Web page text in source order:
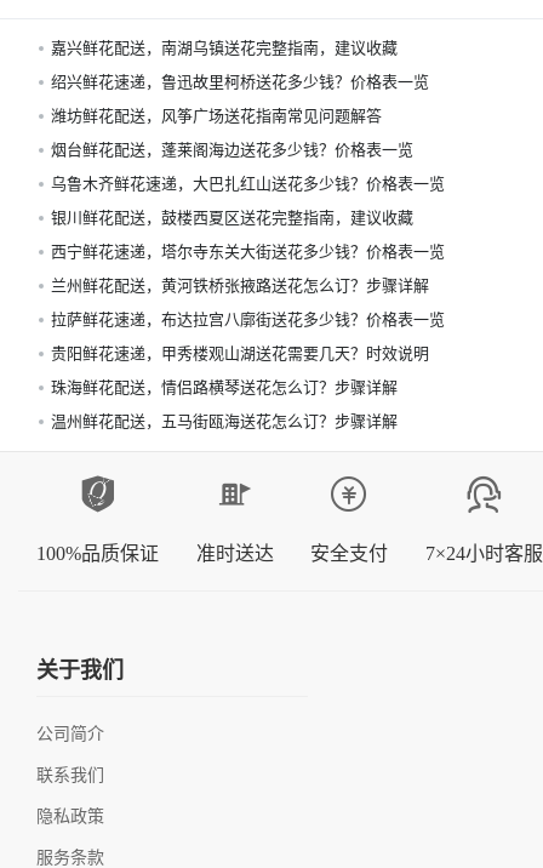
嘉兴鲜花配送，南湖乌镇送花完整指南，建议收藏
绍兴鲜花速递，鲁迅故里柯桥送花多少钱？价格表一览
潍坊鲜花配送，风筝广场送花指南常见问题解答
烟台鲜花配送，蓬莱阁海边送花多少钱？价格表一览
乌鲁木齐鲜花速递，大巴扎红山送花多少钱？价格表一览
银川鲜花配送，鼓楼西夏区送花完整指南，建议收藏
西宁鲜花速递，塔尔寺东关大街送花多少钱？价格表一览
兰州鲜花配送，黄河铁桥张掖路送花怎么订？步骤详解
拉萨鲜花速递，布达拉宫八廓街送花多少钱？价格表一览
贵阳鲜花速递，甲秀楼观山湖送花需要几天？时效说明
珠海鲜花配送，情侣路横琴送花怎么订？步骤详解
温州鲜花配送，五马街瓯海送花怎么订？步骤详解
100%品质保证 准时送达 安全支付 7×24小时客服
关于我们
公司简介
联系我们
隐私政策
服务条款